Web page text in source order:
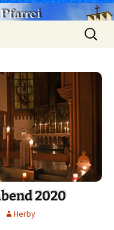
Suchen
nach:
2020
Herby